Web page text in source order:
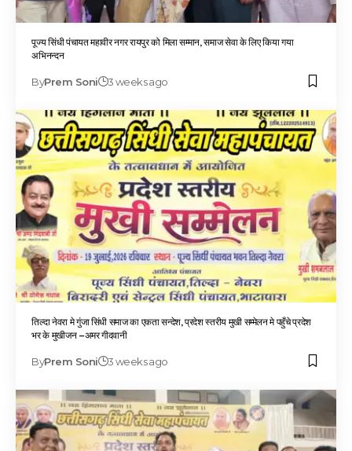
पूज्य सिंधी पंचायत महावीर नगर रायपुर को मिला सम्मान, समाज सेवा के लिए किया गया
अभिनन्दन
ByPrem Soni 3 weeks ago
तिल्दा नेवरा मे गुंजा सिंधी समाज का एकता सन्देश, प्रदेश स्तरीय मुखी सम्मेलन मे पहुँचे प्रदेश
भर के मुखीजन –अमर गीदवानी
ByPrem Soni 3 weeks ago